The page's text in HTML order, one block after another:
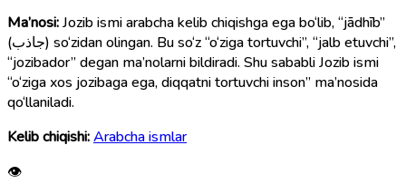
Ma’nosi:Jozib ismi arabcha kelib chiqishga ega bo‘lib, “jādhīb”
(جاذب) so‘zidan olingan. Bu so‘z “o‘ziga tortuvchi”, “jalb etuvchi”,
“jozibador” degan ma’nolarni bildiradi. Shu sababli Jozib ismi
“o‘ziga xos jozibaga ega, diqqatni tortuvchi inson” ma’nosida
qo‘llaniladi.
Kelib chiqishi:Arabcha ismlar
👁